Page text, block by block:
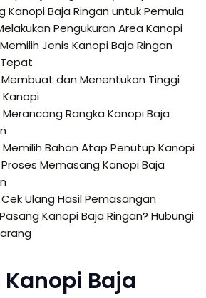
Kanopi Baja Ringan untuk Pemula
Pengukuran Area Kanopi
Jenis Kanopi Baja Ringan
Membuat dan Menentukan Tinggi
Kanopi
Merancang Rangka Kanopi Baja
Memilih Bahan Atap Penutup Kanopi
Proses Memasang Kanopi Baja
Cek Ulang Hasil Pemasangan
Kanopi Baja Ringan? Hubungi
Baja